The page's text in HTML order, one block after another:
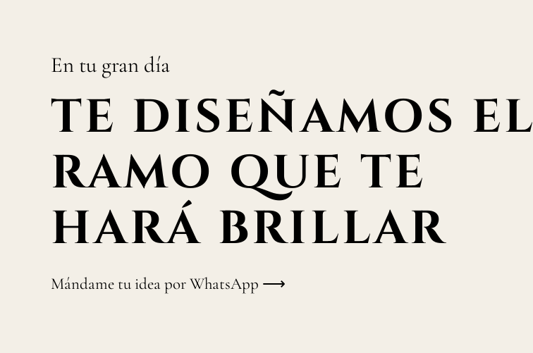
En tu gran día
TE DISEÑAMOS EL
RAMO QUE TE
HARÁ BRILLAR
Mándame tu idea por WhatsApp ⟶